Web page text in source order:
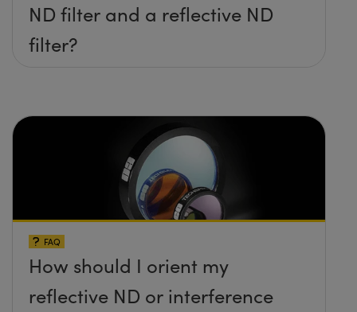
ND filter and a reflective ND
filter?
FAQ
How should I orient my
reflective ND or interference